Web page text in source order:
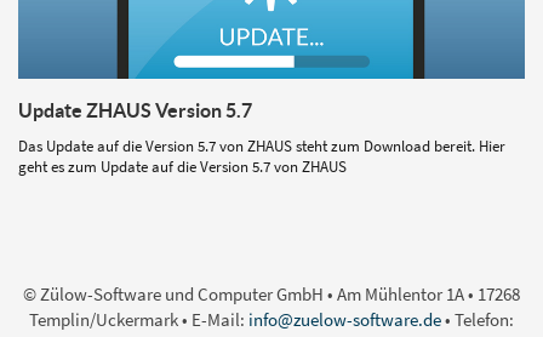
Update ZHAUS Version 5.7
Das Update auf die Version 5.7 von ZHAUS steht zum Download bereit. Hier
geht es zum Update auf die Version 5.7 von ZHAUS
© Zülow-Software und Computer GmbH • Am Mühlentor 1A • 17268
Templin/Uckermark • E-Mail: info@zuelow-software.de• Telefon: